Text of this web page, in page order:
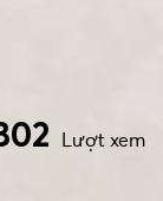
Lượt xem